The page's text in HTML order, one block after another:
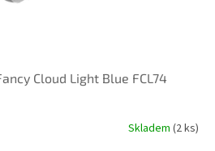
Cloud Light Blue FCL74
Skladem (2 ks)